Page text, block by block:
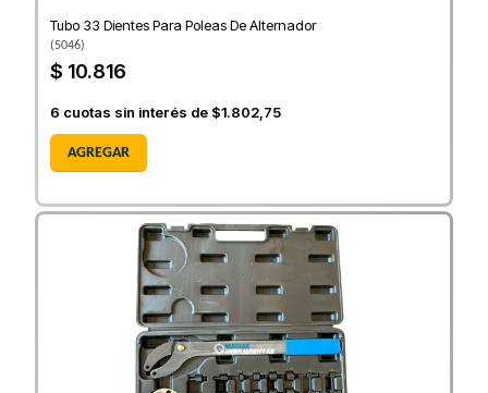
Tubo 33 Dientes Para Poleas De Alternador
(5046)
$ 10.816
6 cuotas sin interés de $1.802,75
AGREGAR